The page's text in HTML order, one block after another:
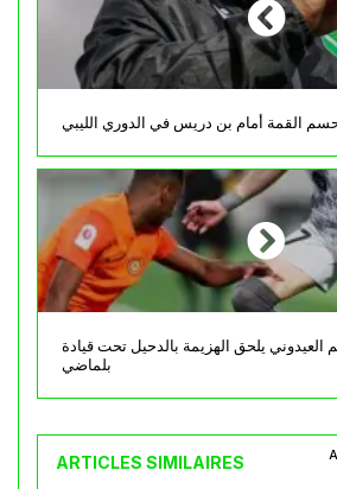
القمة أمام بن دريس في الدوري الليبي
العيدوني يلحق الهزيمة بالدحيل تحت قيادة
بلماضي
ARTICLES SIMILAIRES